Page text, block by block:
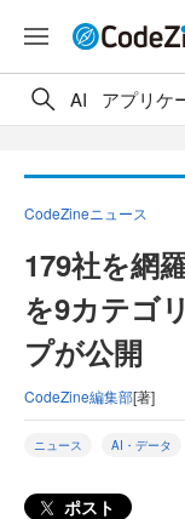
AI アプリケ
CodeZineニュース
179社を網
を9カテゴ
プが公開
CodeZine編集部[著]
ニュース AI・データ
ポスト